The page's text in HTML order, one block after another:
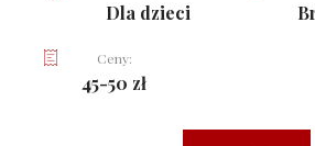
Dla dzieci
Ceny:
45-50 zł